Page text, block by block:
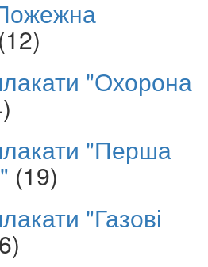
(12)
"Охорона
"Перша
(19)
"Газові